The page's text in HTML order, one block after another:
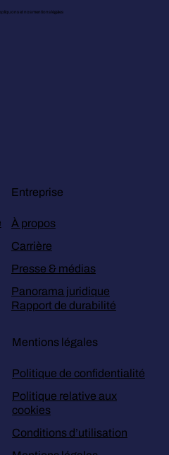
et nos mentions légales
Entreprise
À propos
Carrière
Presse & médias
Panorama juridique
Rapport de durabilité
Mentions légales
Politique de confidentialité
Politique relative aux
cookies
Conditions d’utilisation